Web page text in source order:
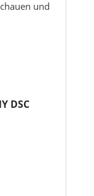
und